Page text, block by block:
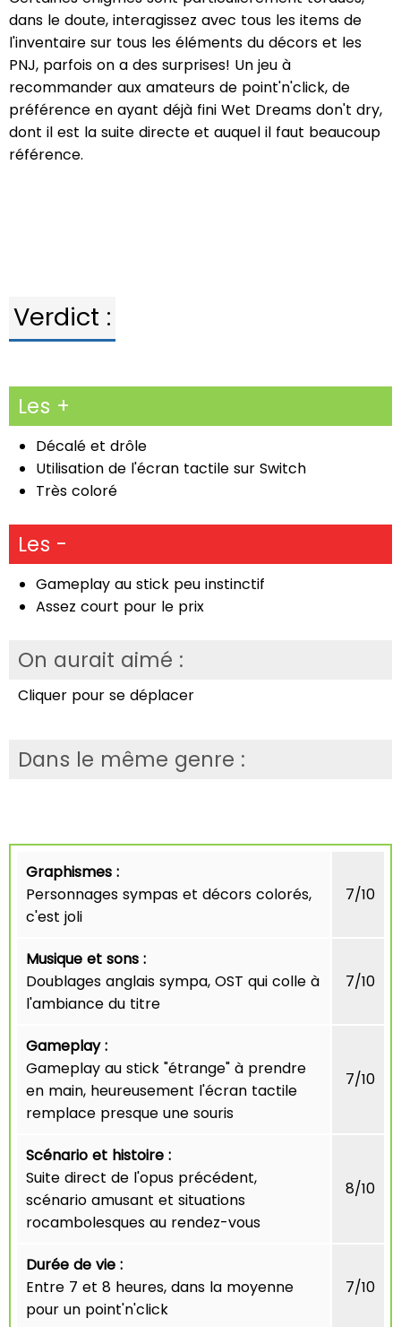
dans le doute, interagissez avec tous les items de
l'inventaire sur tous les éléments du décors et les
PNJ, parfois on a des surprises! Un jeu à
recommander aux amateurs de point'n'click, de
préférence en ayant déjà fini Wet Dreams don't dry,
dont il est la suite directe et auquel il faut beaucoup
référence.
Verdict :
Les +
Décalé et drôle
Utilisation de l'écran tactile sur Switch
Très coloré
Les -
Gameplay au stick peu instinctif
Assez court pour le prix
On aurait aimé :
Cliquer pour se déplacer
Dans le même genre :
Graphismes :
Personnages sympas et décors colorés,
c'est joli
7/10
Musique et sons :
Doublages anglais sympa, OST qui colle à
l'ambiance du titre
7/10
Gameplay :
Gameplay au stick "étrange" à prendre
en main, heureusement l'écran tactile
remplace presque une souris
7/10
Scénario et histoire :
Suite direct de l'opus précédent,
scénario amusant et situations
rocambolesques au rendez-vous
8/10
Durée de vie :
Entre 7 et 8 heures, dans la moyenne
pour un point'n'click
7/10